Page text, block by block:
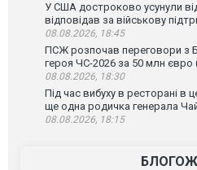
У США достроково усунули
відповідав за військову
08.08.2026, 18:45
ПСЖ розпочав переговори з
героя ЧС-2026 за 50 млн євро
08.08.2026, 18:30
Під час вибуху в ресторані в
ще одна родичка генерала
08.08.2026, 18:15